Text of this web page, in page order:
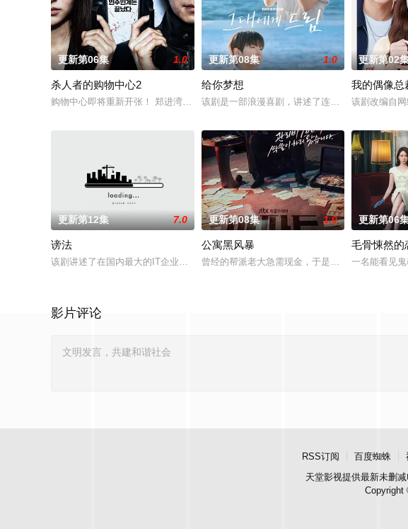
更新第06集 1.0
杀人者的购物中心2
购物中心即将重新开张！ 郑进湾（李栋旭 饰）和郑智安（金慧峻 饰）叔侄档再度联手
更新第08集 1.0
给你梦想
该剧是一部浪漫喜剧，讲述了连一个梦想都无所畏
更新第02
我的偶像总
该剧改编自
更新第12集 7.0
谤法
该剧讲述了在国内最大的IT企业里存在着一个恶神。唯一知道真实情况的人是一名少女
更新第08集 1.0
公寓黑风暴
曾经的帮派老大急需现金，于是和有志成为律师
更新第06
毛骨悚然的
一名能看见
影片评论
RSS订阅 百度蜘蛛
天堂影视提供最新未删
Copyright